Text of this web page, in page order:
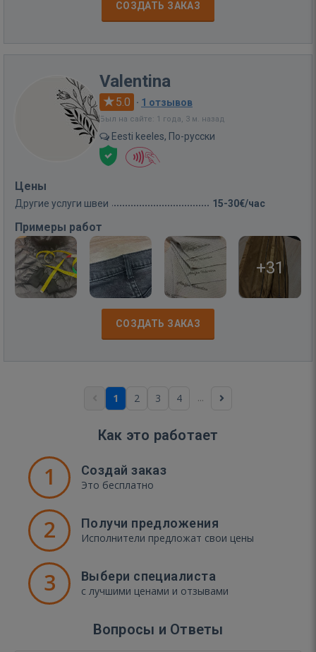
СОЗДАТЬ ЗАКАЗ
Valentina
5.0 · 1 отзывов
Был на сайте: 1 года, 3 м. назад
Eesti keeles, По-русски
Цены
Другие услуги швеи 15-30€/час
Примеры работ
+31
СОЗДАТЬ ЗАКАЗ
1 2 3 4 ...
Как это работает
1 Создай заказ
Это бесплатно
2 Получи предложения
Исполнители предложат свои цены
3 Выбери специалиста
с лучшими ценами и отзывами
Вопросы и Ответы